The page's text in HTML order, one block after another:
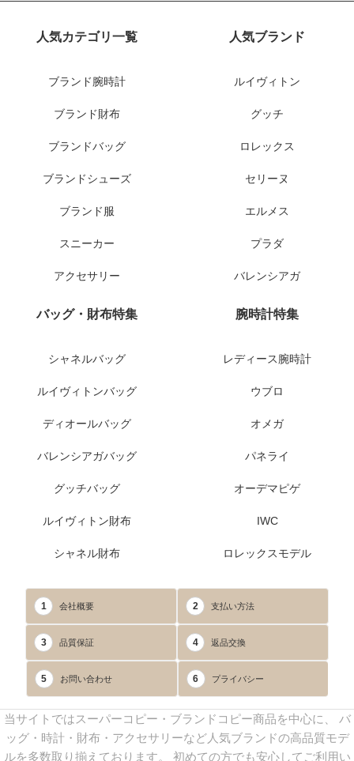
人気カテゴリ一覧
ブランド腕時計
ブランド財布
ブランドバッグ
ブランドシューズ
ブランド服
スニーカー
アクセサリー
人気ブランド
ルイヴィトン
グッチ
ロレックス
セリーヌ
エルメス
プラダ
バレンシアガ
バッグ・財布特集
シャネルバッグ
ルイヴィトンバッグ
ディオールバッグ
バレンシアガバッグ
グッチバッグ
ルイヴィトン財布
シャネル財布
腕時計特集
レディース腕時計
ウブロ
オメガ
パネライ
オーデマピゲ
IWC
ロレックスモデル
1 会社概要 2 支払い方法
3 品質保証 4 返品交換
5 お問い合わせ 6 プライバシー
当サイトではスーパーコピー・ブランドコピー商品を中心に、 バ
ッグ・時計・財布・アクセサリーなど人気ブランドの高品質モデ
ルを多数取り揃えております。 初めての方でも安心してご利用い